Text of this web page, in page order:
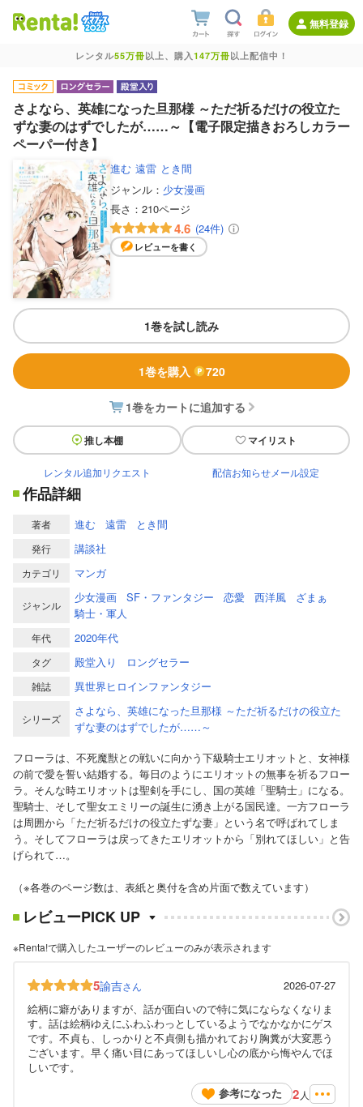
無料登録
レンタル55万冊以上、購入147万冊以上配信中！
さよなら、英雄になった旦那様 ～ただ祈るだけの役立た
ずな妻のはずでしたが……～【電子限定描きおろしカラー
ペーパー付き】
進む 遠雷 とき間
ジャンル： 少女漫画
長さ： 210ページ
4.6 (24件)
レビューを書く
1巻を試し読み
1巻を購入 720
1巻をカートに追加する
推し本棚 マイリスト
レンタル追加リクエスト 配信お知らせメール設定
作品詳細
著者 進む 遠雷 とき間
発行 講談社
カテゴリ マンガ
ジャンル
少女漫画 SF・ファンタジー 恋愛 西洋風
ざまぁ
騎士・軍人
年代 2020年代
タグ 殿堂入り ロングセラー
雑誌 異世界ヒロインファンタジー
シリーズ
さよなら、英雄になった旦那様 ～ただ祈るだけの役立た
ずな妻のはずでしたが……～
フローラは、不死魔獣との戦いに向かう下級騎士エリオットと、女神様
の前で愛を誓い結婚する。毎日のようにエリオットの無事を祈るフロー
ラ。そんな時エリオットは聖剣を手にし、国の英雄「聖騎士」になる。
聖騎士、そして聖女エミリーの誕生に湧き上がる国民達。一方フローラ
は周囲から「ただ祈るだけの役立たずな妻」という名で呼ばれてしま
う。そしてフローラは戻ってきたエリオットから「別れてほしい」と告
げられて…。
（※各巻のページ数は、表紙と奥付を含め片面で数えています）
レビューPICK UP
※Renta!で購入したユーザーのレビューのみが表示されます
5諭吉さん
2026-07-27
絵柄に癖がありますが、話が面白いので特に気にならなくなりま
す。話は絵柄ゆえにふわふわっとしているようでなかなかにゲス
です。不貞も、しっかりと不貞側も描かれており胸糞が大変悪う
ございます。早く痛い目にあってほしいし心の底から悔やんでほ
しいです。
参考になった
2 人